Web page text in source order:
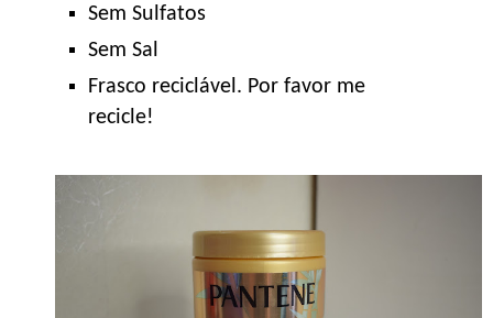
Sem Sulfatos
Sem Sal
Frasco reciclável. Por favor me
recicle!